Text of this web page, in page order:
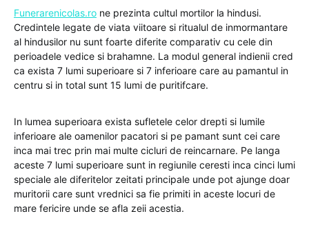
Funerarenicolas.ro ne prezinta cultul mortilor la hindusi.
Credintele legate de viata viitoare si ritualul de inmormantare
al hindusilor nu sunt foarte diferite comparativ cu cele din
perioadele vedice si brahamne. La modul general indienii cred
ca exista 7 lumi superioare si 7 inferioare care au pamantul in
centru si in total sunt 15 lumi de puritifcare.
In lumea superioara exista sufletele celor drepti si lumile
inferioare ale oamenilor pacatori si pe pamant sunt cei care
inca mai trec prin mai multe cicluri de reincarnare. Pe langa
aceste 7 lumi superioare sunt in regiunile ceresti inca cinci lumi
speciale ale diferitelor zeitati principale unde pot ajunge doar
muritorii care sunt vrednici sa fie primiti in aceste locuri de
mare fericire unde se afla zeii acestia.